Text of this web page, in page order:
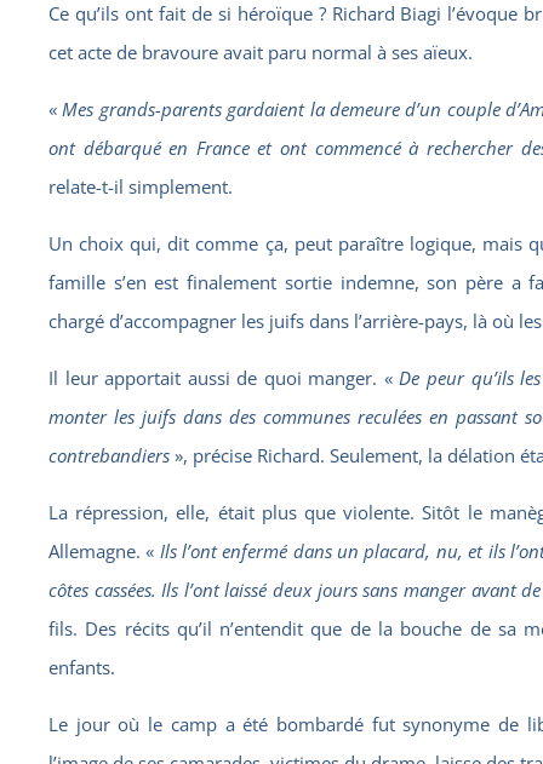
Ce qu’ils ont fait de si héroïque ? Richard Biagi l’évoque
cet acte de bravoure avait paru normal à ses aïeux.
«Mes grands-parents gardaient la demeure d’un couple
ont débarqué en France et ont commencé à rechercher
relate-t-il simplement.
Un choix qui, dit comme ça, peut paraître logique, mais
famille s’en est finalement sortie indemne, son père a
chargé d’accompagner les juifs dans l’arrière-pays, là où
Il leur apportait aussi de quoi manger. «De peur qu’ils
monter les juifs dans des communes reculées en passant
contrebandiers », précise Richard. Seulement, la délation
La répression, elle, était plus que violente. Sitôt le
Allemagne. « Ils l’ont enfermé dans un placard, nu, et ils
côtes cassées. Ils l’ont laissé deux jours sans manger avant
fils. Des récits qu’il n’entendit que de la bouche de sa
enfants.
Le jour où le camp a été bombardé fut synonyme de